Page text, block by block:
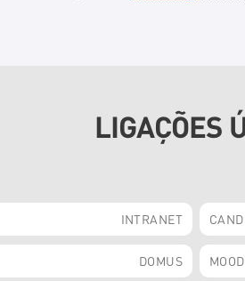
LIGAÇÕES
INTRANET
DOMUS